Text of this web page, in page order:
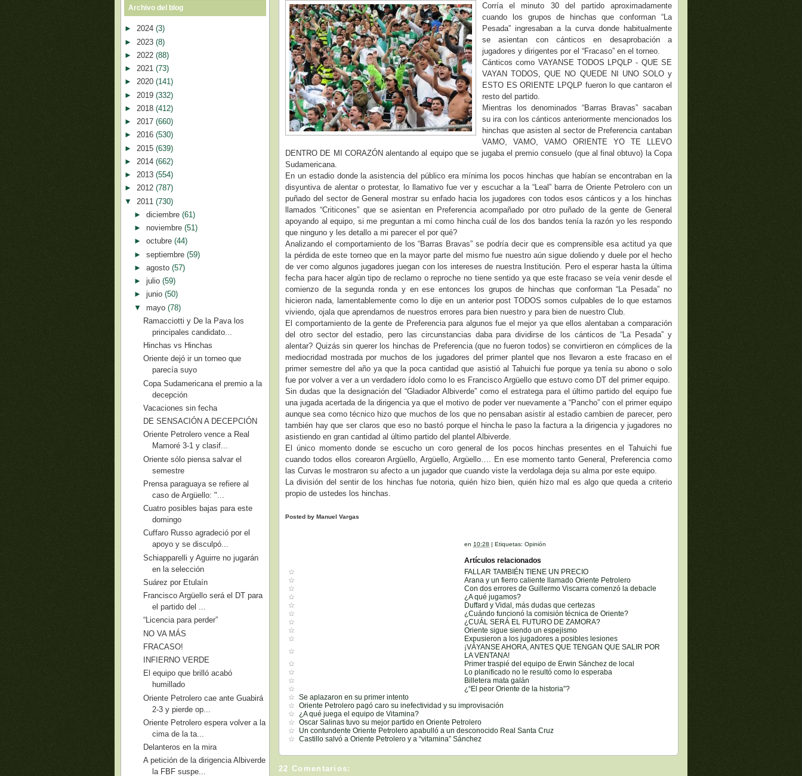
Corría el minuto 30 del partido aproximadamente
cuando los grupos de hinchas que conforman “La
Pesada” ingresaban a la curva donde habitualmente
se asientan con cánticos en desaprobación a
jugadores y dirigentes por el “Fracaso” en el torneo.
Cánticos como VAYANSE TODOS LPQLP - QUE SE
VAYAN TODOS, QUE NO QUEDE NI UNO SOLO y
ESTO ES ORIENTE LPQLP fueron lo que cantaron el
resto del partido.
Mientras los denominados “Barras Bravas” sacaban
su ira con los cánticos anteriormente mencionados los
hinchas que asisten al sector de Preferencia cantaban
VAMO, VAMO, VAMO ORIENTE YO TE LLEVO
DENTRO DE MI CORAZÓN alentando al equipo que se jugaba el premio consuelo (que al final obtuvo) la Copa
Sudamericana.
En un estadio donde la asistencia del público era mínima los pocos hinchas que habían se encontraban en la
disyuntiva de alentar o protestar, lo llamativo fue ver y escuchar a la “Leal” barra de Oriente Petrolero con un
puñado del sector de General mostrar su enfado hacia los jugadores con todos esos cánticos y a los hinchas
llamados “Criticones” que se asientan en Preferencia acompañado por otro puñado de la gente de General
apoyando al equipo, si me preguntan a mí como hincha cuál de los dos bandos tenía la razón yo les respondo
que ninguno y les detallo a mi parecer el por qué?
Analizando el comportamiento de los “Barras Bravas” se podría decir que es comprensible esa actitud ya que
la pérdida de este torneo que en la mayor parte del mismo fue nuestro aún sigue doliendo y duele por el hecho
de ver como algunos jugadores juegan con los intereses de nuestra Institución. Pero el esperar hasta la última
fecha para hacer algún tipo de reclamo o reproche no tiene sentido ya que este fracaso se veía venir desde el
comienzo de la segunda ronda y en ese entonces los grupos de hinchas que conforman “La Pesada” no
hicieron nada, lamentablemente como lo dije en un anterior post TODOS somos culpables de lo que estamos
viviendo, ojala que aprendamos de nuestros errores para bien nuestro y para bien de nuestro Club.
El comportamiento de la gente de Preferencia para algunos fue el mejor ya que ellos alentaban a comparación
del otro sector del estadio, pero las circunstancias daba para dividirse de los cánticos de “La Pesada” y
alentar? Quizás sin querer los hinchas de Preferencia (que no fueron todos) se convirtieron en cómplices de la
mediocridad mostrada por muchos de los jugadores del primer plantel que nos llevaron a este fracaso en el
primer semestre del año ya que la poca cantidad que asistió al Tahuichi fue porque ya tenía su abono o solo
fue por volver a ver a un verdadero ídolo como lo es Francisco Argüello que estuvo como DT del primer equipo.
Sin dudas que la designación del “Gladiador Albiverde” como el estratega para el último partido del equipo fue
una jugada acertada de la dirigencia ya que el motivo de poder ver nuevamente a “Pancho” con el primer equipo
aunque sea como técnico hizo que muchos de los que no pensaban asistir al estadio cambien de parecer, pero
también hay que ser claros que eso no bastó porque el hincha le paso la factura a la dirigencia y jugadores no
asistiendo en gran cantidad al último partido del plantel Albiverde.
El único momento donde se escucho un coro general de los pocos hinchas presentes en el Tahuichi fue
cuando todos ellos corearon Argüello, Argüello, Argüello…. En ese momento tanto General, Preferencia como
las Curvas le mostraron su afecto a un jugador que cuando viste la verdolaga deja su alma por este equipo.
La división del sentir de los hinchas fue notoria, quién hizo bien, quién hizo mal es algo que queda a criterio
propio de ustedes los hinchas.
Posted by Manuel Vargas
en 10:28 |Etiquetas:Opinión
Artículos relacionados
FALLAR TAMBIÉN TIENE UN PRECIO
Arana y un fierro caliente llamado Oriente Petrolero
Con dos errores de Guillermo Viscarra comenzó la debacle
¿A qué jugamos?
Duffard y Vidal, más dudas que certezas
¿Cuándo funcionó la comisión técnica de Oriente?
¿CUÁL SERÁ EL FUTURO DE ZAMORA?
Oriente sigue siendo un espejismo
Expusieron a los jugadores a posibles lesiones
¡VÁYANSE AHORA, ANTES QUE TENGAN QUE SALIR POR
LA VENTANA!
Primer traspié del equipo de Erwin Sánchez de local
Lo planificado no le resultó como lo esperaba
Billetera mata galán
¿“El peor Oriente de la historia”?
Se aplazaron en su primer intento
Oriente Petrolero pagó caro su inefectividad y su improvisación
¿A qué juega el equipo de Vitamina?
Oscar Salinas tuvo su mejor partido en Oriente Petrolero
Un contundente Oriente Petrolero apabulló a un desconocido Real Santa Cruz
Castillo salvó a Oriente Petrolero y a “vitamina” Sánchez
22 Comentarios:
Archivo del blog
► 2024 (3)
► 2023 (8)
► 2022 (88)
► 2021 (73)
► 2020 (141)
► 2019 (332)
► 2018 (412)
► 2017 (660)
► 2016 (530)
► 2015 (639)
► 2014 (662)
► 2013 (554)
► 2012 (787)
▼ 2011 (730)
► diciembre (61)
► noviembre (51)
► octubre (44)
► septiembre (59)
► agosto (57)
► julio (59)
► junio (50)
▼ mayo (78)
Ramacciotti y De la Pava los
principales candidato...
Hinchas vs Hinchas
Oriente dejó ir un torneo que
parecía suyo
Copa Sudamericana el premio a la
decepción
Vacaciones sin fecha
DE SENSACIÓN A DECEPCIÓN
Oriente Petrolero vence a Real
Mamoré 3-1 y clasif...
Oriente sólo piensa salvar el
semestre
Prensa paraguaya se refiere al
caso de Argüello: "...
Cuatro posibles bajas para este
domingo
Cuffaro Russo agradeció por el
apoyo y se disculpó...
Schiapparelli y Aguirre no jugarán
en la selección
Suárez por Etulaín
Francisco Argüello será el DT para
el partido del ...
“Licencia para perder”
NO VA MÁS
FRACASO!
INFIERNO VERDE
El equipo que brilló acabó
humillado
Oriente Petrolero cae ante Guabirá
2-3 y pierde op...
Oriente Petrolero espera volver a la
cima de la ta...
Delanteros en la mira
A petición de la dirigencia Albiverde
la FBF suspe...